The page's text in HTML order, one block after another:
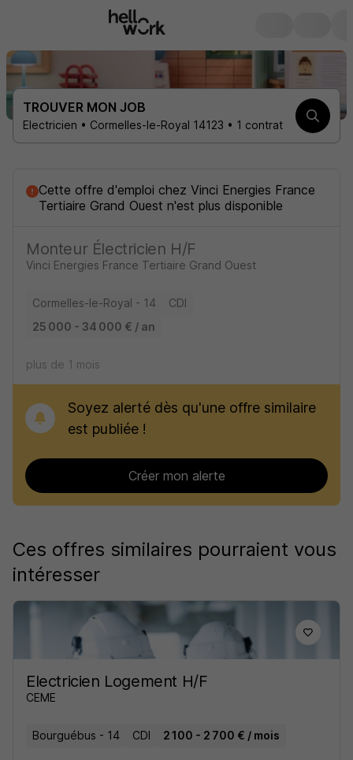
TROUVER MON JOB
Electricien • Cormelles-le-Royal 14123 • 1 contrat
Cette offre d'emploi chez Vinci Energies France
Tertiaire Grand Ouest n'est plus disponible
Monteur Électricien H/F
Vinci Energies France Tertiaire Grand Ouest
Cormelles-le-Royal - 14
CDI
25 000 - 34 000 € / an
plus de 1 mois
Soyez alerté dès qu'une offre similaire
est publiée !
Créer mon alerte
Ces offres similaires pourraient vous
intéresser
Electricien Logement H/F
CEME
Bourguébus - 14 CDI 2 100 - 2 700 € / mois